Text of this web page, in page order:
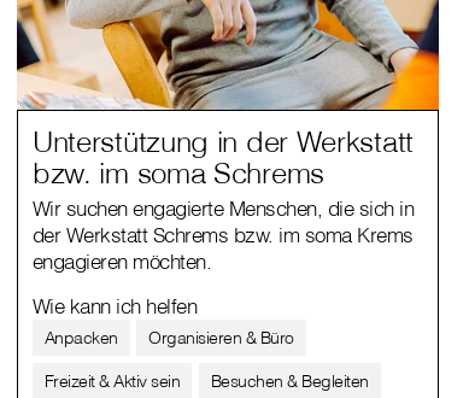
Unterstützung in der Werkstatt
bzw. im soma Schrems
Wir suchen engagierte Menschen, die sich in
der Werkstatt Schrems bzw. im soma Krems
engagieren möchten.
Wie kann ich helfen
Anpacken
Organisieren & Büro
Freizeit & Aktiv sein
Besuchen & Begleiten